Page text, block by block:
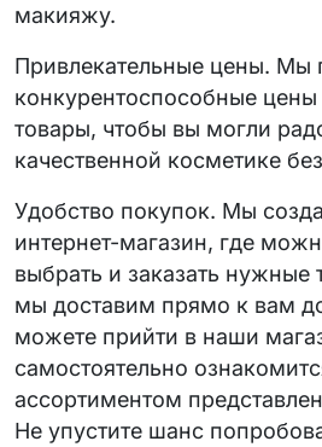
макияжу.
Привлекательные цены. Мы
конкурентоспособные
товары, чтобы вы могли
качественной косметике
Удобство покупок. Мы
интернет-магазин, где
выбрать и заказать нужные
мы доставим прямо к вам
можете прийти в наши
самостоятельно
ассортиментом
Не упустите шанс